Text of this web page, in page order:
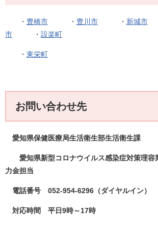
・ 豊橋市 ・ 豊川市 ・ 新城市
市 ・ 設楽町
・ 東栄町
お問い合わせ先
愛知県保健医療局生活衛生部生活衛生課
愛知県新型コロナウイルス感染症対策理容
力金担当
電話番号 052-954-6296（ダイヤルイン）
対応時間 平日9時～17時